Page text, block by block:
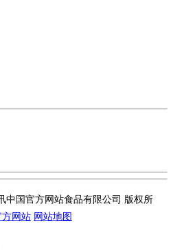
中国官方网站食品有限公司 版权所
方网站 网站地图